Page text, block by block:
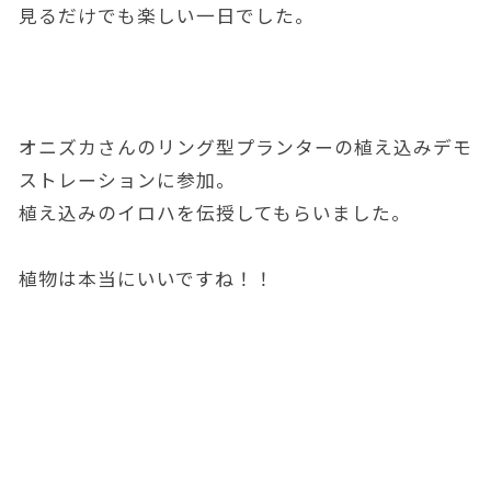
見るだけでも楽しい一日でした。
オニズカさんのリング型プランターの植え込みデモ
ストレーションに参加。
植え込みのイロハを伝授してもらいました。
植物は本当にいいですね！！